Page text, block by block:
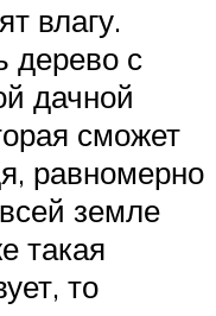
влагу.
дерево с
дачной
сможет
равномерно
земле
такая
то